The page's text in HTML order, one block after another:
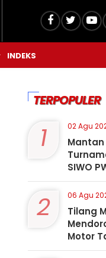
INDEKS
TERPOPULER
1 02 Agu
Mantan
SIWO
2 06 Agu
Tilang
Motor
Kota